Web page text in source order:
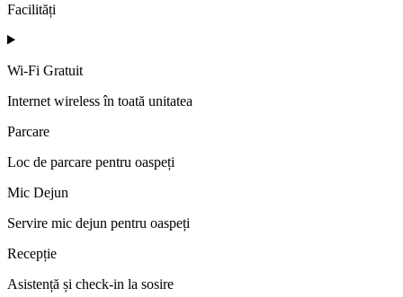
Facilități
Wi-Fi Gratuit
Internet wireless în toată unitatea
Parcare
Loc de parcare pentru oaspeți
Mic Dejun
Servire mic dejun pentru oaspeți
Recepție
Asistență și check-in la sosire